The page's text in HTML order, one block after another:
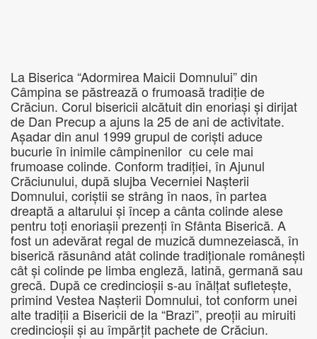
La Biserica “Adormirea Maicii Domnului” din
Câmpina se păstrează o frumoasă tradiție de
Crăciun. Corul bisericii alcătuit din enoriași și dirijat
de Dan Precup a ajuns la 25 de ani de activitate.
Așadar din anul 1999 grupul de coriști aduce
bucurie în inimile câmpinenilor cu cele mai
frumoase colinde. Conform tradiției, în Ajunul
Crăciunului, după slujba Vecerniei Nașterii
Domnului, coriștii se strâng în naos, în partea
dreaptă a altarului și încep a cânta colinde alese
pentru toți enoriașii prezenți în Sfânta Biserică. A
fost un adevărat regal de muzică dumnezeiască, în
biserică răsunând atât colinde tradiționale românești
cât și colinde pe limba engleză, latină, germană sau
grecă. După ce credincioșii s-au înălțat sufletește,
primind Vestea Nașterii Domnului, tot conform unei
alte tradiții a Bisericii de la “Brazi”, preoții au miruiti
credincioșii și au împărțit pachete de Crăciun.